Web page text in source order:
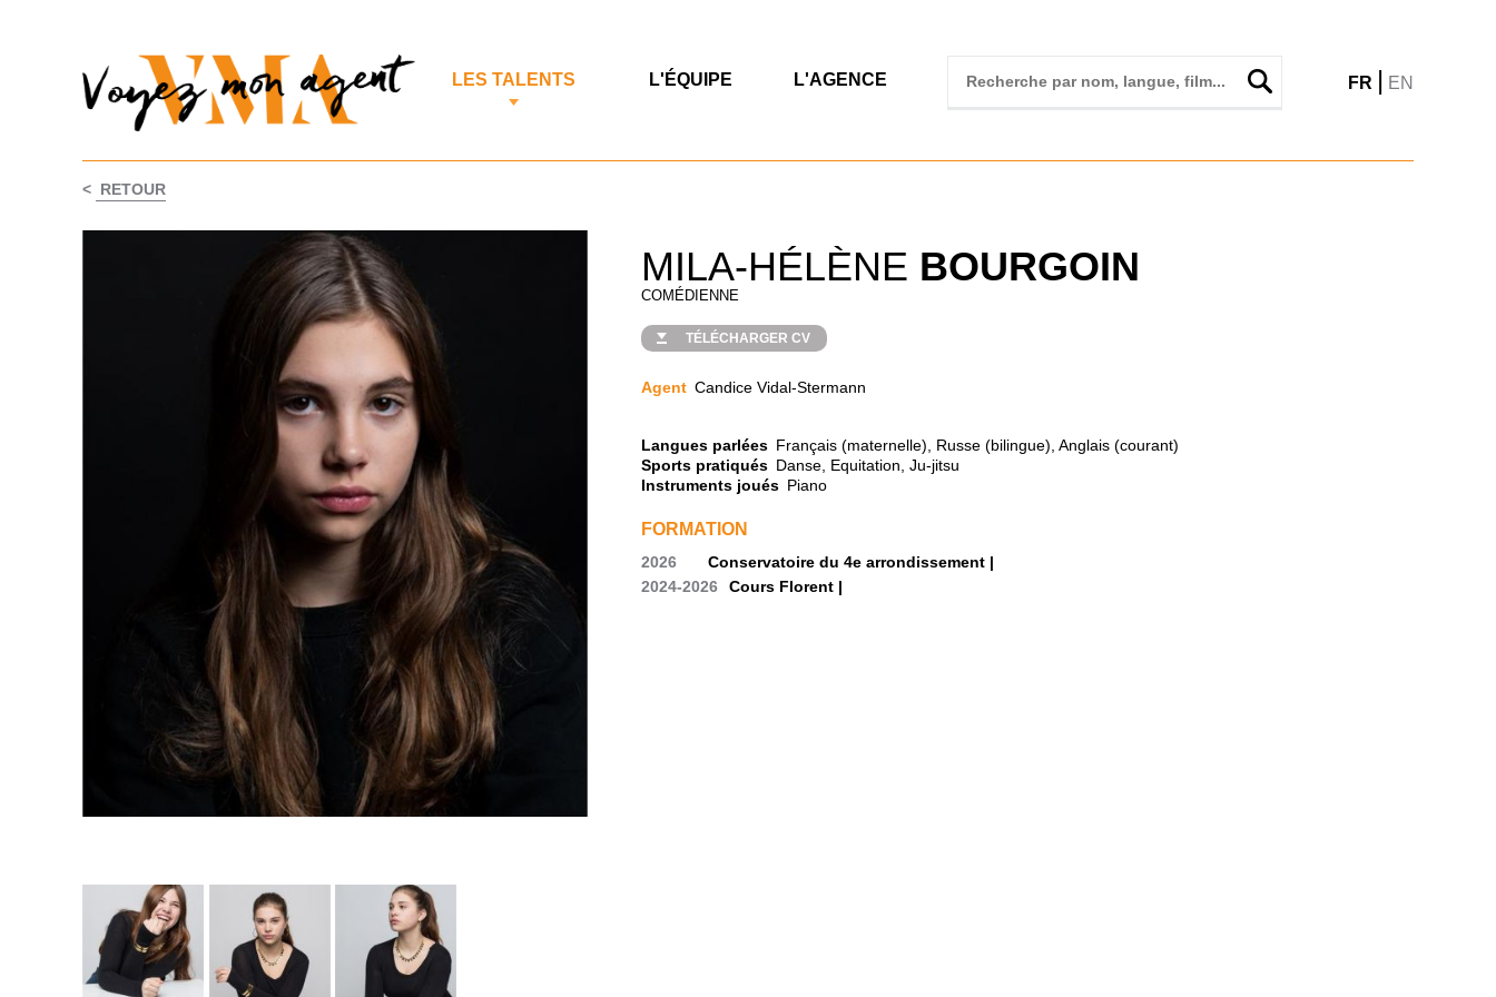
LES TALENTS L'ÉQUIPE L'AGENCE FR | EN
< RETOUR
MILA-HÉLÈNE BOURGOIN
COMÉDIENNE
TÉLÉCHARGER CV
Agent Candice Vidal-Stermann
Langues parlées Français (maternelle), Russe (bilingue), Anglais (courant)
Sports pratiqués Danse, Equitation, Ju-jitsu
Instruments joués Piano
FORMATION
2026
Conservatoire du 4e arrondissement |
2024-2026
Cours Florent |